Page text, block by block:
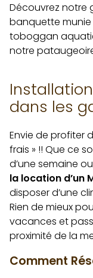
Découvrez notre
banquette
toboggan
notre
dans les
Envie de profiter
frais » !! Que ce
d’une semaine
la location d’un
disposer d’une
Rien de mieux
vacances et
proximité de la
Comment